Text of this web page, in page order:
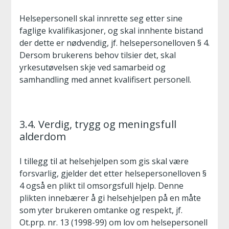
Helsepersonell skal innrette seg etter sine
faglige kvalifikasjoner, og skal innhente bistand
der dette er nødvendig, jf. helsepersonelloven § 4.
Dersom brukerens behov tilsier det, skal
yrkesutøvelsen skje ved samarbeid og
samhandling med annet kvalifisert personell.
3.4. Verdig, trygg og meningsfull
alderdom
I tillegg til at helsehjelpen som gis skal være
forsvarlig, gjelder det etter helsepersonelloven §
4 også en plikt til omsorgsfull hjelp. Denne
plikten innebærer å gi helsehjelpen på en måte
som yter brukeren omtanke og respekt, jf.
Ot.prp. nr. 13 (1998-99) om lov om helsepersonell